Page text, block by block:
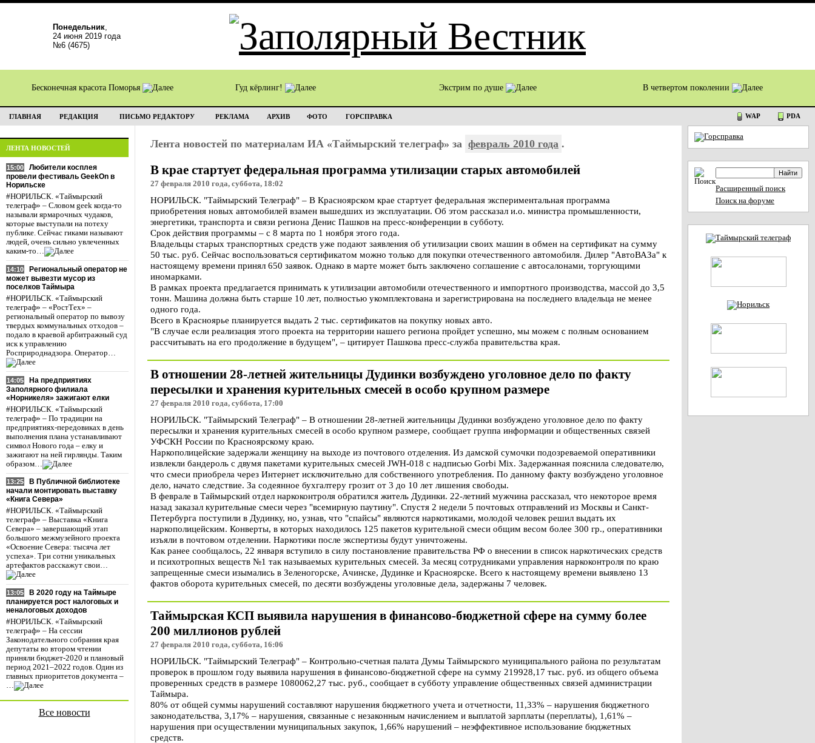
Понедельник,
24 июня 2019 года
№6 (4675)
Бесконечная красота Поморья Гуд кёрлинг! Экстрим по душе В четвертом поколении
ГЛАВНАЯ РЕДАКЦИЯ ПИСЬМО РЕДАКТОРУ РЕКЛАМА АРХИВ ФОТО ГОРСПРАВКА WAP PDA
ЛЕНТА НОВОСТЕЙ
15:00
Любители косплея
провели фестиваль GeekOn в
Норильске
#НОРИЛЬСК. «Таймырский
телеграф» – Словом geek когда-то
называли ярмарочных чудаков,
которые выступали на потеху
публике. Сейчас гиками называют
людей, очень сильно увлеченных
каким-то…
14:10
Региональный оператор не
может вывезти мусор из
поселков Таймыра
#НОРИЛЬСК. «Таймырский
телеграф» – «РостТех» –
региональный оператор по вывозу
твердых коммунальных отходов –
подало в краевой арбитражный суд
иск к управлению
Росприроднадзора. Оператор…
14:05
На предприятиях
Заполярного филиала
«Норникеля» зажигают елки
#НОРИЛЬСК. «Таймырский
телеграф» – По традиции на
предприятиях-передовиках в день
выполнения плана устанавливают
символ Нового года – елку и
зажигают на ней гирлянды. Таким
образом…
13:25
В Публичной библиотеке
начали монтировать выставку
«Книга Севера»
#НОРИЛЬСК. «Таймырский
телеграф» – Выставка «Книга
Севера» – завершающий этап
большого межмузейного проекта
«Освоение Севера: тысяча лет
успеха». Три сотни уникальных
артефактов расскажут свои…
13:05
В 2020 году на Таймыре
планируется рост налоговых и
неналоговых доходов
#НОРИЛЬСК. «Таймырский
телеграф» – На сессии
Законодательного собрания края
депутаты во втором чтении
приняли бюджет-2020 и плановый
период 2021–2022 годов. Один из
главных приоритетов документа –
…
Все новости
Лента новостей по материалам ИА «Таймырский телеграф» за февраль 2010 года .
В крае стартует федеральная программа утилизации старых автомобилей
27 февраля 2010 года, суббота, 18:02
НОРИЛЬСК. "Таймырский Телеграф" – В Красноярском крае стартует федеральная экспериментальная программа
приобретения новых автомобилей взамен вышедших из эксплуатации. Об этом рассказал и.о. министра промышленности,
энергетики, транспорта и связи региона Денис Пашков на пресс-конференции в субботу.
Срок действия программы – с 8 марта по 1 ноября этого года.
Владельцы старых транспортных средств уже подают заявления об утилизации своих машин в обмен на сертификат на сумму
50 тыс. руб. Сейчас воспользоваться сертификатом можно только для покупки отечественного автомобиля. Дилер "АвтоВАЗа" к
настоящему времени принял 650 заявок. Однако в марте может быть заключено соглашение с автосалонами, торгующими
иномарками.
В рамках проекта предлагается принимать к утилизации автомобили отечественного и импортного производства, массой до 3,5
тонн. Машина должна быть старше 10 лет, полностью укомплектована и зарегистрирована на последнего владельца не менее
одного года.
Всего в Красноярье планируется выдать 2 тыс. сертификатов на покупку новых авто.
"В случае если реализация этого проекта на территории нашего региона пройдет успешно, мы можем с полным основанием
рассчитывать на его продолжение в будущем", – цитирует Пашкова пресс-служба правительства края.
В отношении 28-летней жительницы Дудинки возбуждено уголовное дело по факту
пересылки и хранения курительных смесей в особо крупном размере
27 февраля 2010 года, суббота, 17:00
НОРИЛЬСК. "Таймырский Телеграф" – В отношении 28-летней жительницы Дудинки возбуждено уголовное дело по факту
пересылки и хранения курительных смесей в особо крупном размере, сообщает группа информации и общественных связей
УФСКН России по Красноярскому краю.
Наркополицейские задержали женщину на выходе из почтового отделения. Из дамской сумочки подозреваемой оперативники
извлекли бандероль с двумя пакетами курительных смесей JWH-018 с надписью Gorbi Mix. Задержанная пояснила следователю,
что смеси приобрела через Интернет исключительно для собственного употребления. По данному факту возбуждено уголовное
дело, начато следствие. За содеянное бухгалтеру грозит от 3 до 10 лет лишения свободы.
В феврале в Таймырский отдел наркоконтроля обратился житель Дудинки. 22-летний мужчина рассказал, что некоторое время
назад заказал курительные смеси через "всемирную паутину". Спустя 2 недели 5 почтовых отправлений из Москвы и Санкт-
Петербурга поступили в Дудинку, но, узнав, что "спайсы" являются наркотиками, молодой человек решил выдать их
наркополицейским. Конверты, в которых находилось 125 пакетов курительной смеси общим весом более 300 гр., оперативники
изъяли в почтовом отделении. Наркотики после экспертизы будут уничтожены.
Как ранее сообщалось, 22 января вступило в силу постановление правительства РФ о внесении в список наркотических средств
и психотропных веществ №1 так называемых курительных смесей. За месяц сотрудниками управления наркоконтроля по краю
запрещенные смеси изымались в Зеленогорске, Ачинске, Дудинке и Красноярске. Всего к настоящему времени выявлено 13
фактов оборота курительных смесей, по десяти возбуждены уголовные дела, задержаны 7 человек.
Таймырская КСП выявила нарушения в финансово-бюджетной сфере на сумму более
200 миллионов рублей
27 февраля 2010 года, суббота, 16:06
НОРИЛЬСК. "Таймырский Телеграф" – Контрольно-счетная палата Думы Таймырского муниципального района по результатам
проверок в прошлом году выявила нарушения в финансово-бюджетной сфере на сумму 219928,17 тыс. руб. из общего объема
проверенных средств в размере 1080062,27 тыс. руб., сообщает в субботу управление общественных связей администрации
Таймыра.
80% от общей суммы нарушений составляют нарушения бюджетного учета и отчетности, 11,33% – нарушения бюджетного
законодательства, 3,17% – нарушения, связанные с незаконным начислением и выплатой зарплаты (переплаты), 1,61% –
нарушения при осуществлении муниципальных закупок, 1,66% нарушений – неэффективное использование бюджетных
средств.
Расширенный поиск
Поиск на форуме